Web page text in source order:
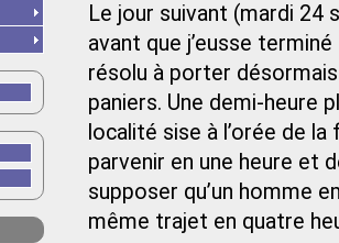
Le jour suivant (mardi 24
avant que j’eusse
résolu à porter
paniers. Une demi-heure
localité sise à l’orée de
parvenir en une heure et
supposer qu’un homme
même trajet en quatre